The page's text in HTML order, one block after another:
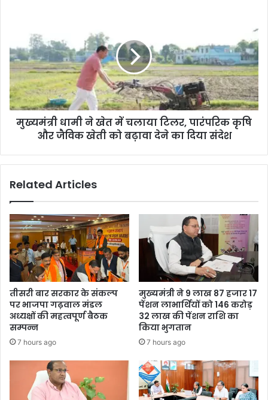
मुख्यमंत्री धामी ने खेत में चलाया टिलर, पारंपरिक कृषि
और जैविक खेती को बढ़ावा देने का दिया संदेश
Related Articles
तीसरी बार सरकार के संकल्प
पर भाजपा गढ़वाल मंडल
अध्यक्षों की महत्वपूर्ण बैठक
सम्पन्न
7 hours ago
मुख्यमंत्री ने 9 लाख 87 हजार 17
पेंशन लाभार्थियों को 146 करोड़
32 लाख की पेंशन राशि का
किया भुगतान
7 hours ago